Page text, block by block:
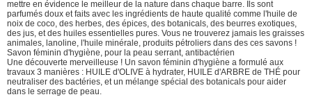
mettre en évidence le meilleur de la nature dans chaque barre. Ils sont
parfumés doux et faits avec les ingrédients de haute qualité comme l'huile de
noix de coco, des herbes, des épices, des botanicals, des beurres exotiques,
des jus, et des huiles essentielles pures. Vous ne trouverez jamais les graisses
animales, lanoline, l'huile minérale, produits pétroliers dans des ces savons !
Savon féminin d'hygiène, pour la peau serrant, antibactérien
Une découverte merveilleuse ! Un savon féminin d'hygiène a formulé aux
travaux 3 manières : HUILE d'OLIVE à hydrater, HUILE d'ARBRE de THÉ pour
neutraliser des bactéries, et un mélange spécial des botanicals pour aider
dans le serrage de peau.